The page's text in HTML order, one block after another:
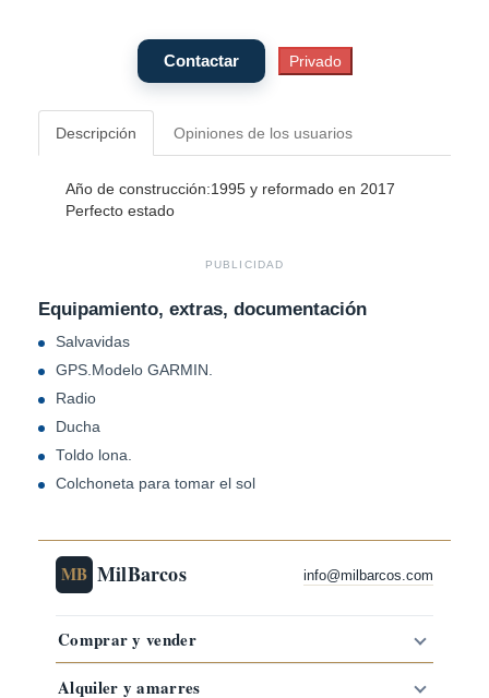
Descripción Opiniones de los usuarios
Año de construcción:1995 y reformado en 2017
Perfecto estado
PUBLICIDAD
Equipamiento, extras, documentación
Salvavidas
GPS.Modelo GARMIN.
Radio
Ducha
Toldo lona.
Colchoneta para tomar el sol
MB MilBarcos info@milbarcos.com
Comprar y vender
Alquiler y amarres